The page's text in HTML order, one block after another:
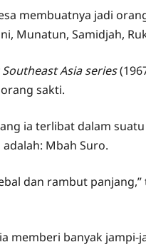
membuatnya jadi
Munatun, Samidjah,
Asia series
sakti.
ia terlibat dalam
Mbah Suro.
dan rambut
memberi banyak jampi-